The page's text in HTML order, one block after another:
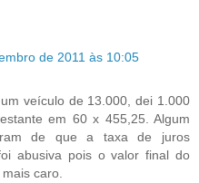
de 2011 às 10:05
veículo de 13.000, dei 1.000
em 60 x 455,25. Algum
de que a taxa de juros
abusiva pois o valor final do
caro.